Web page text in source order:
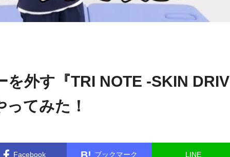
を外す『TRI NOTE -SKIN DRIV
てみた！
Facebook ブックマーク LINE